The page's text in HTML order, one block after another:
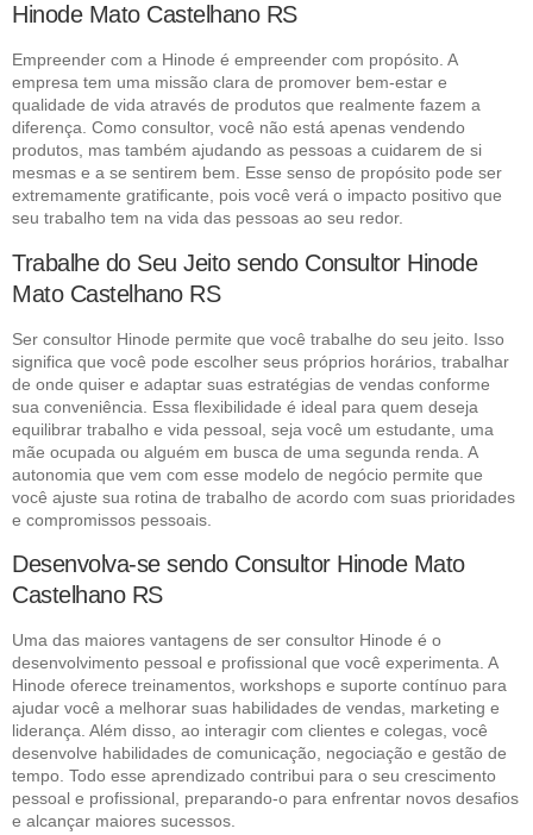
Hinode Mato Castelhano RS
Empreender com a Hinode é empreender com propósito. A
empresa tem uma missão clara de promover bem-estar e
qualidade de vida através de produtos que realmente fazem a
diferença. Como consultor, você não está apenas vendendo
produtos, mas também ajudando as pessoas a cuidarem de si
mesmas e a se sentirem bem. Esse senso de propósito pode ser
extremamente gratificante, pois você verá o impacto positivo que
seu trabalho tem na vida das pessoas ao seu redor.
Trabalhe do Seu Jeito sendo Consultor Hinode
Mato Castelhano RS
Ser consultor Hinode permite que você trabalhe do seu jeito. Isso
significa que você pode escolher seus próprios horários, trabalhar
de onde quiser e adaptar suas estratégias de vendas conforme
sua conveniência. Essa flexibilidade é ideal para quem deseja
equilibrar trabalho e vida pessoal, seja você um estudante, uma
mãe ocupada ou alguém em busca de uma segunda renda. A
autonomia que vem com esse modelo de negócio permite que
você ajuste sua rotina de trabalho de acordo com suas prioridades
e compromissos pessoais.
Desenvolva-se sendo Consultor Hinode Mato
Castelhano RS
Uma das maiores vantagens de ser consultor Hinode é o
desenvolvimento pessoal e profissional que você experimenta. A
Hinode oferece treinamentos, workshops e suporte contínuo para
ajudar você a melhorar suas habilidades de vendas, marketing e
liderança. Além disso, ao interagir com clientes e colegas, você
desenvolve habilidades de comunicação, negociação e gestão de
tempo. Todo esse aprendizado contribui para o seu crescimento
pessoal e profissional, preparando-o para enfrentar novos desafios
e alcançar maiores sucessos.